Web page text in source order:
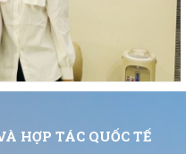
HỢP TÁC QUỐC TẾ